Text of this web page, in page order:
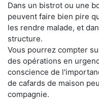
Dans un bistrot ou une
peuvent faire bien pire
les rendre malade, et
structure.
Vous pourrez compter
des opérations en
conscience de
de cafards de maison
compagnie.